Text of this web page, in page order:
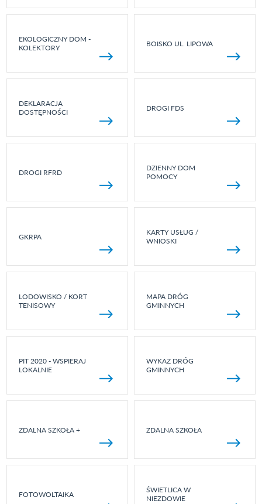
EKOLOGICZNY DOM -
KOLEKTORY
BOISKO UL. LIPOWA
DEKLARACJA
DOSTĘPNOŚCI
DROGI FDS
DROGI RFRD
DZIENNY DOM
POMOCY
GKRPA
KARTY USŁUG /
WNIOSKI
LODOWISKO / KORT
TENISOWY
MAPA DRÓG
GMINNYCH
PIT 2020 - WSPIERAJ
LOKALNIE
WYKAZ DRÓG
GMINNYCH
ZDALNA SZKOŁA + ZDALNA SZKOŁA
FOTOWOLTAIKA
ŚWIETLICA W
NIEZDOWIE